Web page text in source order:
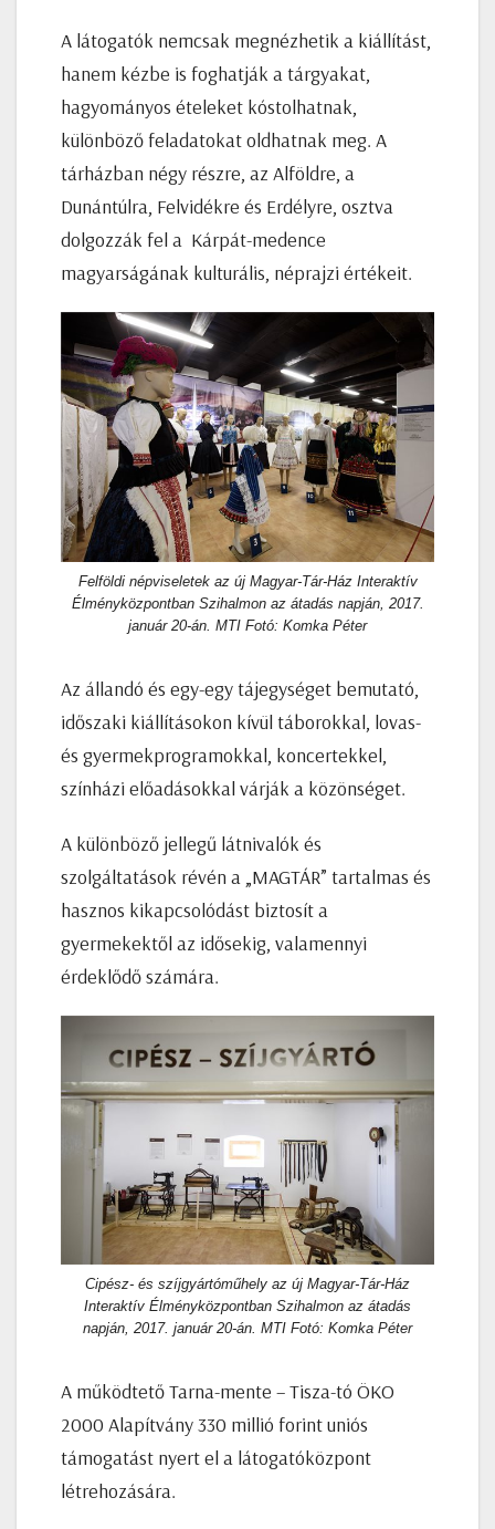
A látogatók nemcsak megnézhetik a kiállítást,
hanem kézbe is foghatják a tárgyakat,
hagyományos ételeket kóstolhatnak,
különböző feladatokat oldhatnak meg. A
tárházban négy részre, az Alföldre, a
Dunántúlra, Felvidékre és Erdélyre, osztva
dolgozzák fel a Kárpát-medence
magyarságának kulturális, néprajzi értékeit.
Felföldi népviseletek az új Magyar-Tár-Ház Interaktív
Élményközpontban Szihalmon az átadás napján, 2017.
január 20-án. MTI Fotó: Komka Péter
Az állandó és egy-egy tájegységet bemutató,
időszaki kiállításokon kívül táborokkal, lovas-
és gyermekprogramokkal, koncertekkel,
színházi előadásokkal várják a közönséget.
A különböző jellegű látnivalók és
szolgáltatások révén a „MAGTÁR” tartalmas és
hasznos kikapcsolódást biztosít a
gyermekektől az idősekig, valamennyi
érdeklődő számára.
Cipész- és szíjgyártóműhely az új Magyar-Tár-Ház
Interaktív Élményközpontban Szihalmon az átadás
napján, 2017. január 20-án. MTI Fotó: Komka Péter
A működtető Tarna-mente – Tisza-tó ÖKO
2000 Alapítvány 330 millió forint uniós
támogatást nyert el a látogatóközpont
létrehozására.